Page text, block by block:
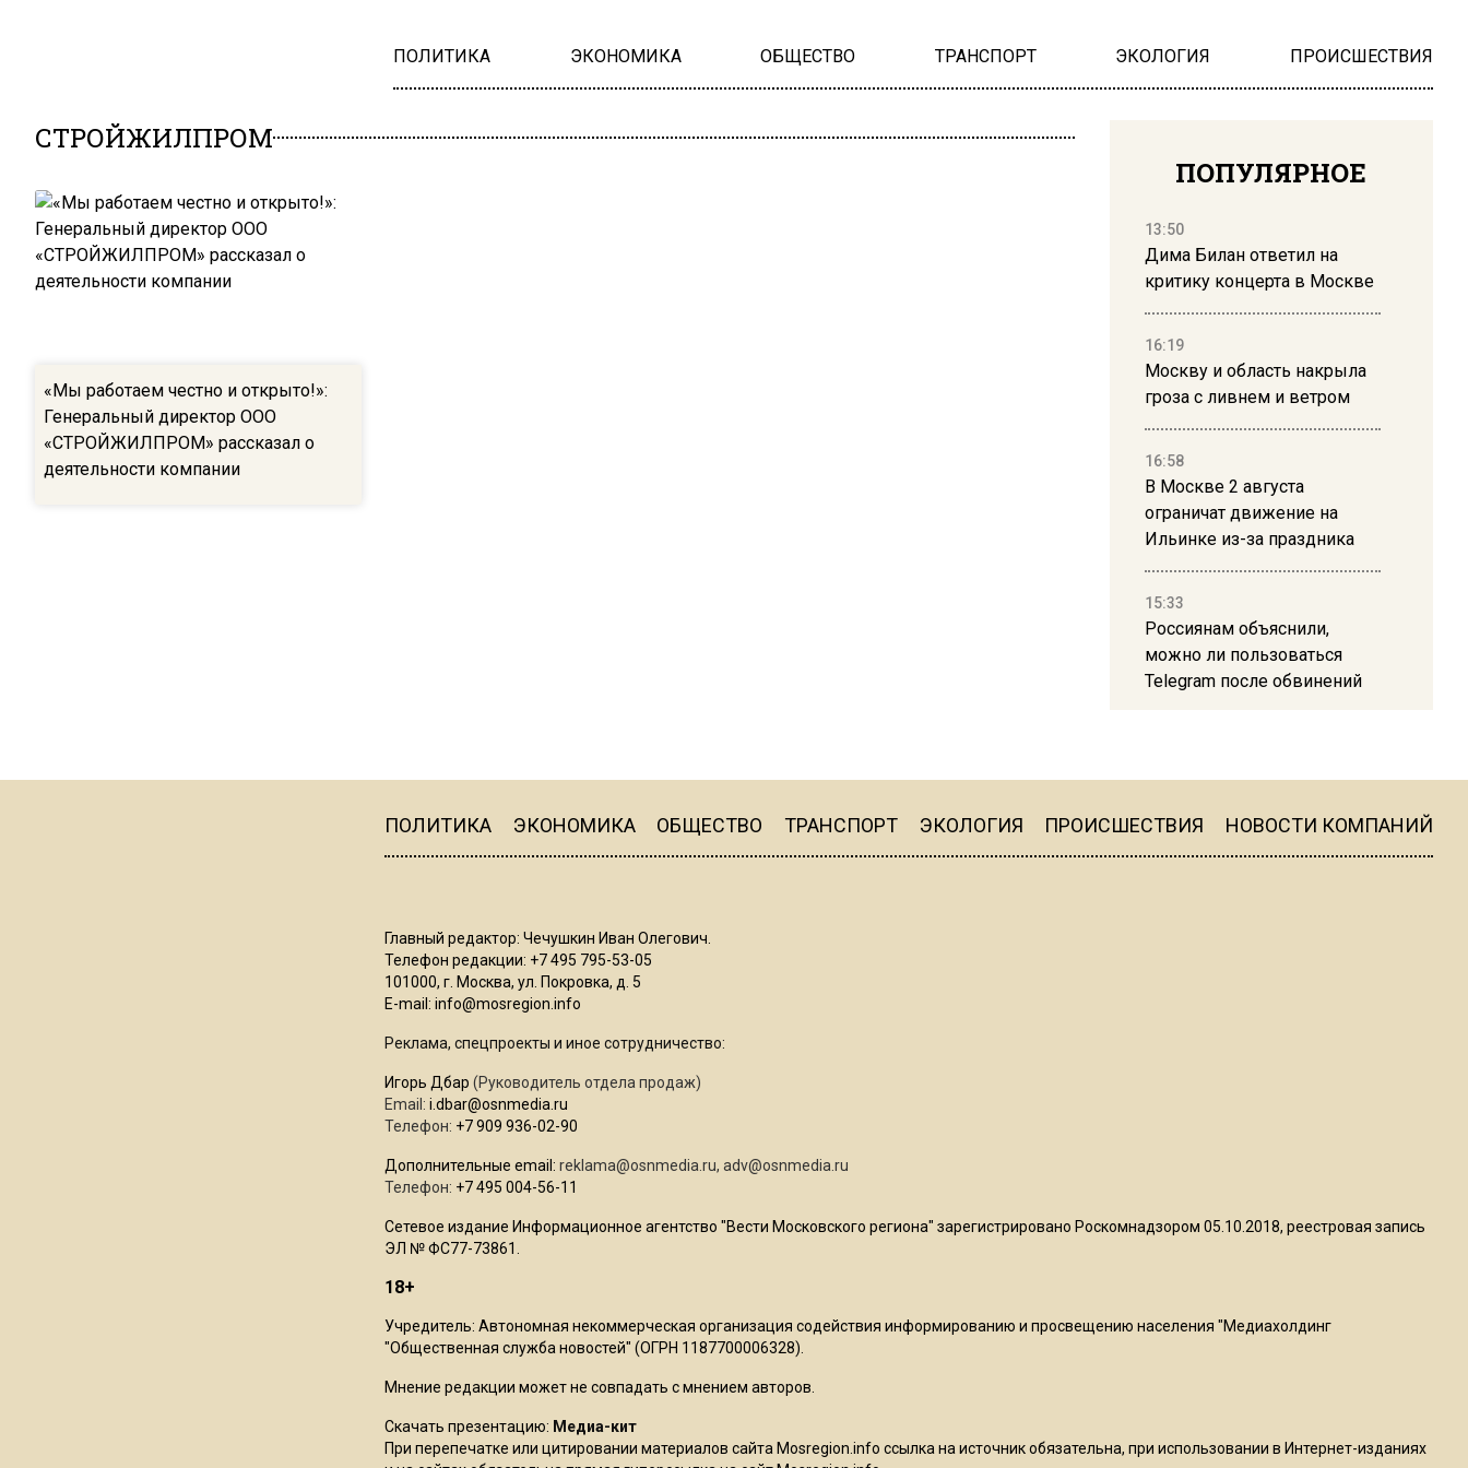
ПОЛИТИКА ЭКОНОМИКА ОБЩЕСТВО ТРАНСПОРТ ЭКОЛОГИЯ ПРОИСШЕСТВИЯ
СТРОЙЖИЛПРОМ
«Мы работаем честно и открыто!»:
Генеральный директор ООО
«СТРОЙЖИЛПРОМ» рассказал о
деятельности компании
ПОПУЛЯРНОЕ
13:50
Дима Билан ответил на
критику концерта в Москве
16:19
Москву и область накрыла
гроза с ливнем и ветром
16:58
В Москве 2 августа
ограничат движение на
Ильинке из-за праздника
15:33
Россиянам объяснили,
можно ли пользоваться
Telegram после обвинений
литров дождя на
В Подмосковье прекратили
цехах
ПОЛИТИКА ЭКОНОМИКА ОБЩЕСТВО ТРАНСПОРТ ЭКОЛОГИЯ ПРОИСШЕСТВИЯ НОВОСТИ КОМПАНИЙ
Главный редактор: Чечушкин Иван Олегович.
Телефон редакции: +7 495 795-53-05
101000, г. Москва, ул. Покровка, д. 5
E-mail: info@mosregion.info
Реклама, спецпроекты и иное сотрудничество:
Игорь Дбар (Руководитель отдела продаж)
Email: i.dbar@osnmedia.ru
Телефон: +7 909 936-02-90
Дополнительные email: reklama@osnmedia.ru, adv@osnmedia.ru
Телефон: +7 495 004-56-11
Сетевое издание Информационное агентство "Вести Московского региона" зарегистрировано Роскомнадзором 05.10.2018, реестровая запись
ЭЛ № ФС77-73861.
18+
Учредитель: Автономная некоммерческая организация содействия информированию и просвещению населения "Медиахолдинг
"Общественная служба новостей" (ОГРН 1187700006328).
Мнение редакции может не совпадать с мнением авторов.
Скачать презентацию: Медиа-кит
При перепечатке или цитировании материалов сайта Mosregion.info ссылка на источник обязательна, при использовании в Интернет-изданиях